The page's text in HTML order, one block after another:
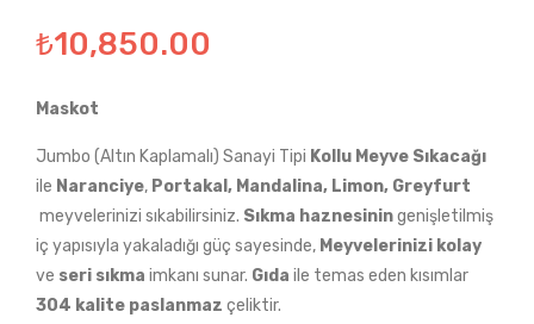
Tipi
Mey
ve
Sıka
Mey
ve
Sıka
cağı
₺10,850.00
Maskot
Jumbo (Altın Kaplamalı) Sanayi Tipi Kollu Meyve Sıkacağı
ile Naranciye, Portakal, Mandalina, Limon, Greyfurt
meyvelerinizi sıkabilirsiniz. Sıkma haznesiningenişletilmiş
iç yapısıyla yakaladığı güç sayesinde, Meyvelerinizi kolay
ve seri sıkma imkanı sunar. Gıda ile temas eden kısımlar
304 kalite paslanmaz çeliktir.